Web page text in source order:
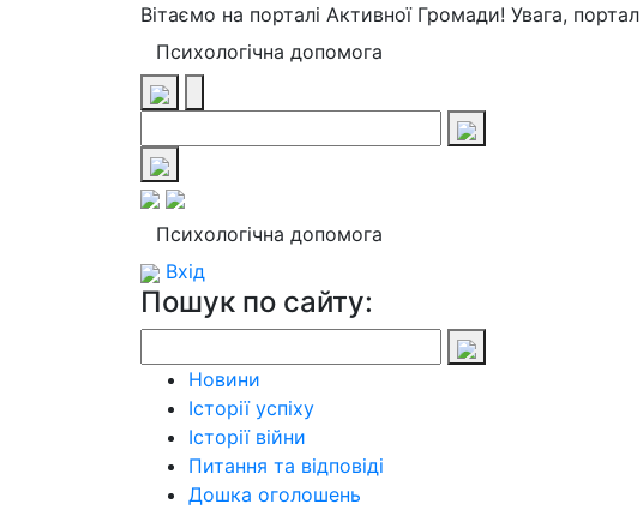
Вітаємо на порталі Активної Громади! Увага,
Психологічна допомога
Психологічна допомога
Вхід
Пошук по сайту:
Новини
Історії успіху
Історії війни
Питання та відповіді
Дошка оголошень